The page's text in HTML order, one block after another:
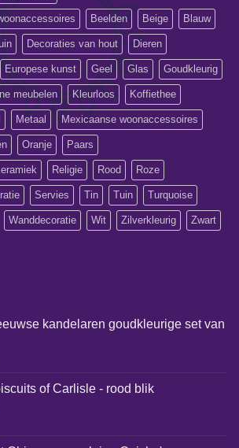
Beelden Beige Blauw
Decoraties van hout Dieren
Europese kunst Geel Glas Goudkleurig
meubelen Kleurloos Koffiethee
Metaal Mexicaanse woonaccessoires
Oranje Paars
Religie Rood Roze
Servies Tin Tuin Turquoise
Wanddecoratie Wit Zilverkleurig Zwart
kandelaren goudkleurige set van
of Carlisle - rood blik